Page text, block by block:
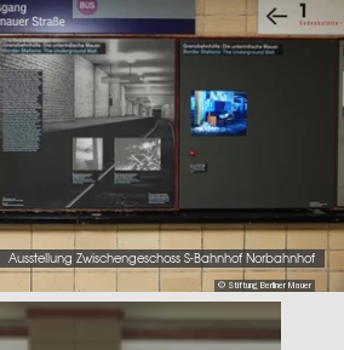
© Stiftung Berliner Mauer
Ausstellung Zwischengeschoss S-Bahnhof Norbahnhof